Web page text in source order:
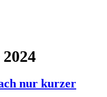
nur kurzer